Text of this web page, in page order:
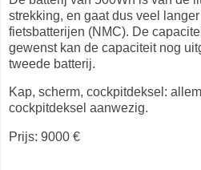
strekking, en gaat dus veel
fietsbatterijen (NMC). De
gewenst kan de capaciteit nog
tweede batterij.
Kap, scherm, cockpitdeksel:
cockpitdeksel aanwezig.
Prijs: 9000 €